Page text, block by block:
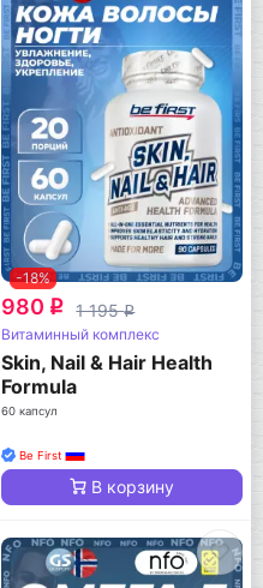
-18%
980 q 1 195q
Витаминный комплекс
Skin, Nail & Hair Health
Formula
60 капсул
Be First
В корзину